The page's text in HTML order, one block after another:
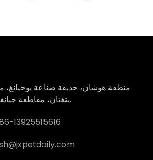
منطقة هوشان، حديقة صناعة يوجيانغ،
ينغتان، مقاطعة جيانغشي.
13925515616